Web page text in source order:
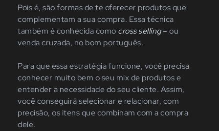
Pois é, são formas de te oferecer produtos que
complementam a sua compra. Essa técnica
também é conhecida como cross selling– ou
venda cruzada, no bom português.
Para que essa estratégia funcione, você precisa
conhecer muito bem o seu mix de produtos e
entender a necessidade do seu cliente. Assim,
você conseguirá selecionar e relacionar, com
precisão, os itens que combinam com a compra
dele.